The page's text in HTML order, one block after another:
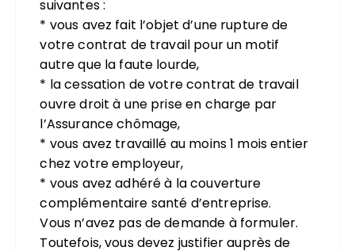
suivantes :
* vous avez fait l’objet d’une rupture de
votre contrat de travail pour un motif
autre que la faute lourde,
* la cessation de votre contrat de travail
ouvre droit à une prise en charge par
l’Assurance chômage,
* vous avez travaillé au moins 1 mois entier
chez votre employeur,
* vous avez adhéré à la couverture
complémentaire santé d’entreprise.
Vous n’avez pas de demande à formuler.
Toutefois, vous devez justifier auprès de